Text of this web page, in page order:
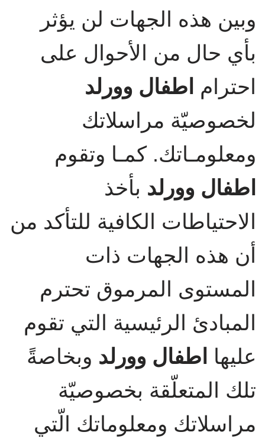
وبين هذه الجهات لن يؤثر
بأي حال من الأحوال على
احترام اطفال وورلد
لخصوصيّة مراسلاتك
ومعلومـاتك. كمـا وتقوم
اطفال وورلد بأخذ
الاحتياطات الكافية للتأكد من
أن هذه الجهات ذات
المستوى المرموق تحترم
المبادئ الرئيسية التي تقوم
عليها اطفال وورلد وبخاصةً
تلك المتعلّقة بخصوصيّة
مراسلاتك ومعلوماتك الّتي